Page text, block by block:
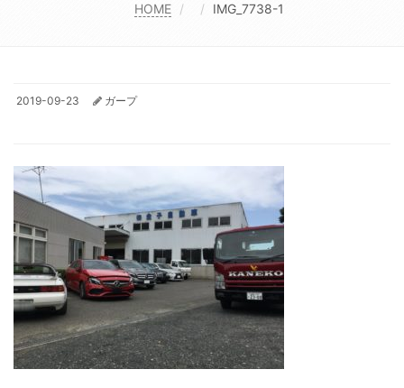
HOME IMG_7738-1
2019-09-23 ガープ